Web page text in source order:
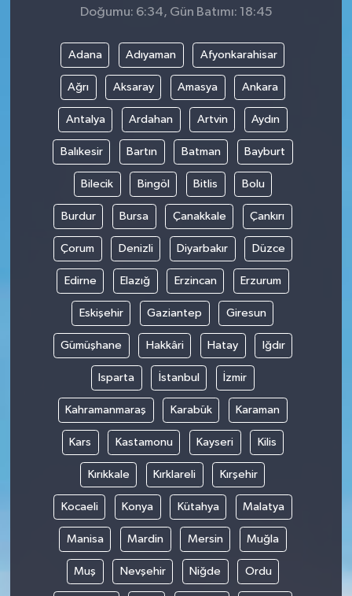
Doğumu: 6:34, Gün Batımı: 18:45
Adana Adıyaman Afyonkarahisar
Ağrı Aksaray Amasya Ankara
Antalya Ardahan Artvin Aydın
Balıkesir Bartın Batman Bayburt
Bilecik Bingöl Bitlis Bolu
Burdur Bursa Çanakkale Çankırı
Çorum Denizli Diyarbakır Düzce
Edirne Elazığ Erzincan Erzurum
Eskişehir Gaziantep Giresun
Gümüşhane Hakkâri Hatay Iğdır
Isparta İstanbul İzmir
Kahramanmaraş Karabük Karaman
Kars Kastamonu Kayseri Kilis
Kırıkkale Kırklareli Kırşehir
Kocaeli Konya Kütahya Malatya
Manisa Mardin Mersin Muğla
Muş Nevşehir Niğde Ordu